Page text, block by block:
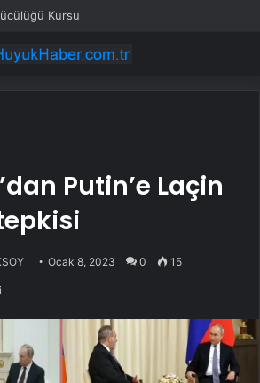
Kursu
Putin’e Laçin
Ocak 8, 2023 0 15